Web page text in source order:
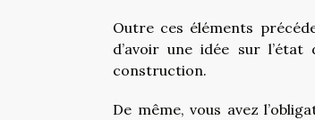
Outre ces éléments
d’avoir une idée sur l’état
construction.
De même, vous avez